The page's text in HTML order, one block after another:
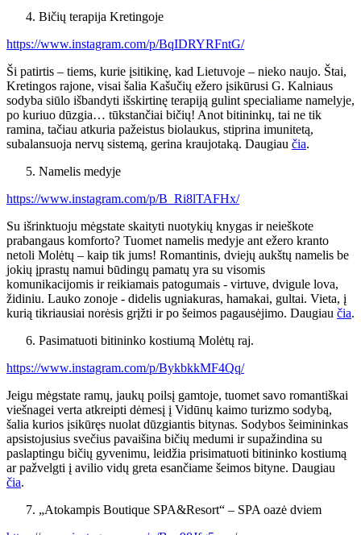
Bičių terapija Kretingoje
https://www.instagram.com/p/BqIDRYRFntG/
Ši patirtis – tiems, kurie įsitikinę, kad Lietuvoje – nieko naujo. Štai,
Kretingos rajone, visai šalia Kašučių ežero įsikūrusi G. Kalniaus
sodyba siūlo išbandyti išskirtinę terapiją gulint specialiame namelyje,
po kuriuo dūzgia… tūkstančiai bičių! Anot bitininkų, tai ne tik
ramina, tačiau atkuria pažeistus biolaukus, stiprina imunitetą,
subalansuoja nervų sistemą, gerina kraujotaką. Daugiau čia.
Namelis medyje
https://www.instagram.com/p/B_Ri8lTAFHx/
Su išrinktuoju mėgstate skaityti nuotykių knygas ir neieškote
prabangaus komforto? Tuomet namelis medyje ant ežero kranto
netoli Molėtų – kaip tik jums! Romantinis, dviejų aukštų namelis be
jokių įprastų namui būdingų pamatų yra su visomis
komunikacijomis ir reikiamais patogumais - virtuve, dvigule lova,
židiniu. Lauko zonoje - didelis ugniakuras, hamakai, gultai. Vieta, į
kurią tikriausiai norėsis grįžti ir po šeimos pagausėjimo. Daugiau čia.
Pasimatuoti bitininko kostiumą Molėtų raj.
https://www.instagram.com/p/BykbkkMF4Qq/
Jeigu mėgstate ramų, jaukų poilsį gamtoje, tuomet savo romantiškai
viešnagei verta atkreipti dėmesį į Vidūnų kaimo turizmo sodybą,
šalia kurios įsikūręs nuolat dūzgiantis bitynas. Sodybos šeimininkas
apsistojusius svečius pavaišina bičių medumi ir supažindina su
paslaptingu bičių gyvenimu, leidžia prisimatuoti bitininko kostiumą
ar pažvelgti į avilio vidų greta esančiame šeimos bityne. Daugiau
čia.
„Atokampis Boutique SPA&Resort“ – SPA oazė dviem